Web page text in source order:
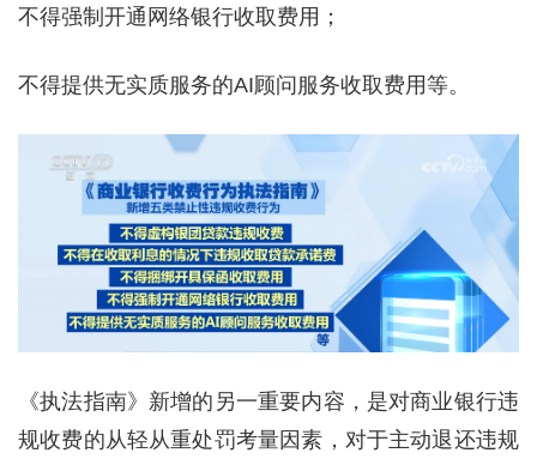
不得强制开通网络银行收取费用；
不得提供无实质服务的AI顾问服务收取费用等。
《执法指南》新增的另一重要内容，是对商业银行违
规收费的从轻从重处罚考量因素，对于主动退还违规